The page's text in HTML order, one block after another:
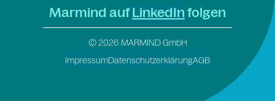
Marmind aufLinkedInfolgen
© 2026 MARMIND GmbH
ImpressumDatenschutzerklärungAGB